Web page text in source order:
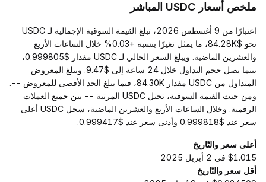
ملخص أسعار USDC المباشر
اعتبارًا من 9 أغسطس 2026، تبلغ القيمة السوقية الإجمالية لـ USDC
نحو $84.28K، ما يمثل تغيرًا بنسبة +0.03% خلال الساعات الأربع
والعشرين الماضية. ويبلغ السعر الحالي لـ USDC مقدار $0.999805،
بينما يصل حجم التداول خلال 24 ساعة إلى $9.47. ويبلغ المعروض
المتداول من USDC مقدار 84.30K، فيما يبلغ الحد الأقصى للمعروض --.
ومن حيث القيمة السوقية، تحتل USDC المرتبة -- بين جميع العملات
الرقمية. وخلال الساعات الأربع والعشرين الماضية، سجل USDC أعلى
سعر عند $0.999818 وأدنى سعر عند $0.999417.
أعلى سعر والتّاريخ
$1.015 في 2 أبريل 2025
أقل سعر والتّاريخ